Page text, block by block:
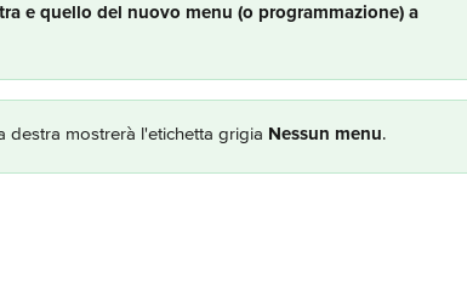
e quello del nuovo menu (o programmazione) a
destra mostrerà l'etichetta grigia Nessun menu.